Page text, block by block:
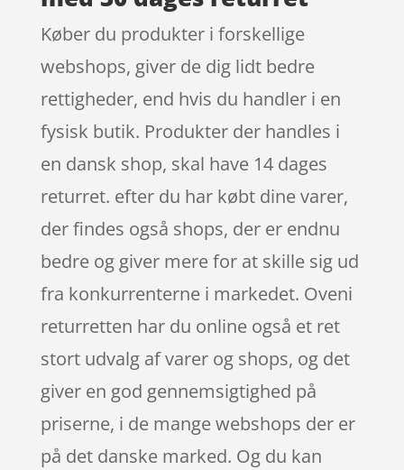
Køber du produkter i forskellige
webshops, giver de dig lidt bedre
rettigheder, end hvis du handler i en
fysisk butik. Produkter der handles i
en dansk shop, skal have 14 dages
returret. efter du har købt dine varer,
der findes også shops, der er endnu
bedre og giver mere for at skille sig ud
fra konkurrenterne i markedet. Oveni
returretten har du online også et ret
stort udvalg af varer og shops, og det
giver en god gennemsigtighed på
priserne, i de mange webshops der er
på det danske marked. Og du kan